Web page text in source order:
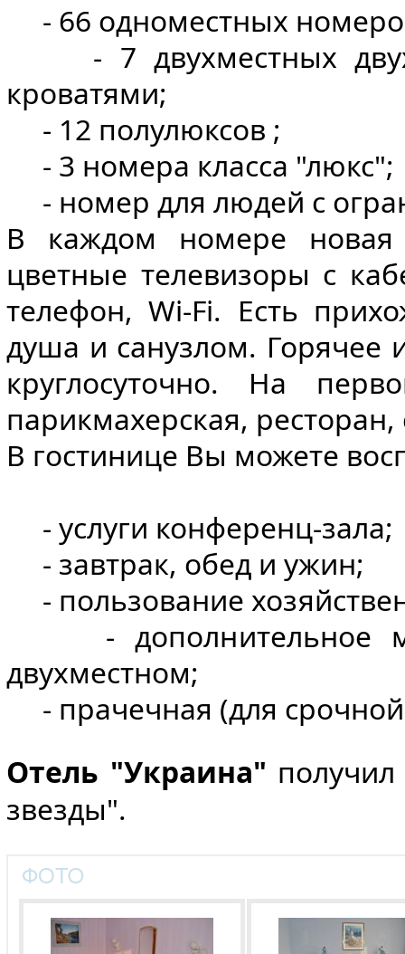
- 66 одноместных
- 7 двухместных
кроватями;
- 12 полулюксов ;
- 3 номера класса "люкс";
- номер для людей с
В каждом номере новая
цветные телевизоры с
телефон, Wi-Fi. Есть
душа и санузлом. Горячее
круглосуточно. На
парикмахерская, ресторан,
В гостинице Вы можете
- услуги конференц-зала;
- завтрак, обед и ужин;
- пользование
- дополнительное
двухместном;
- прачечная (для
Отель "Украина" получил
звезды".